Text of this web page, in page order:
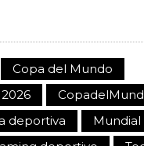
Copa del Mundo
deportiva
Mundial